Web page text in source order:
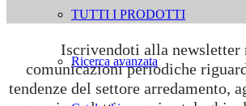
TUTTI I PRODOTTI
Ricerca avanzata
Iscrivendoti alla newsletter
comunicazioni periodiche
tendenze del settore arredamento,